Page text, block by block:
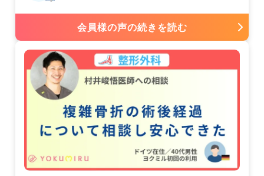
会員様の声の続きを読む